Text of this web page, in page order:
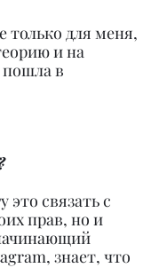
только для меня,
и на
пошла в
связать с
прав, но и
знает, что